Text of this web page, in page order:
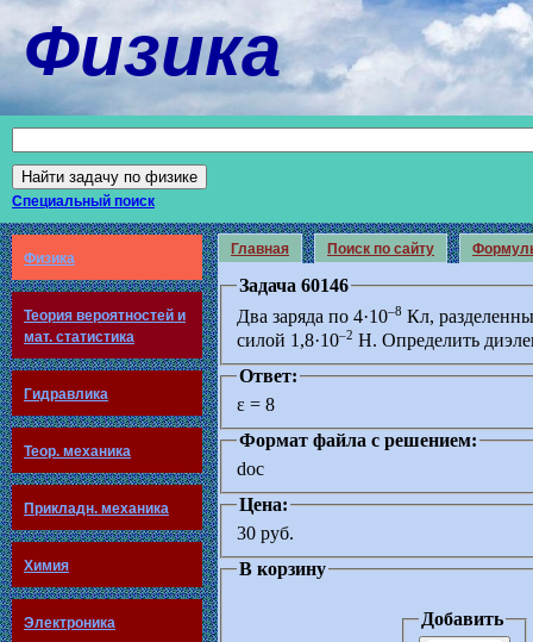
Физика
Специальный поиск
Физика
Теория вероятностей и
мат. статистика
Гидравлика
Теор. механика
Прикладн. механика
Химия
Электроника
Главная Поиск по сайту
Задача 60146
Два заряда по 4·10–8 Кл,
силой 1,8·10–2 Н. Определить
Ответ:
ε = 8
Формат файла с решением:
doc
Цена:
30 руб.
В корзину
Добавить